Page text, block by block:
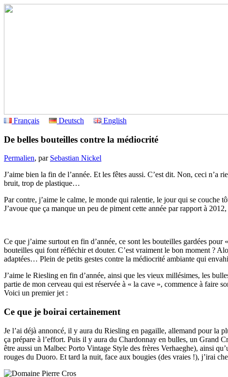
Français
Deutsch English
De belles bouteilles contre la médiocrité
Permalien, par Sebastian Nickel
J’aime bien la fin de l’année. Et les fêtes aussi. C’est dit. Non, ceci n’a
bruit, trop de plastique…
Par contre, j’aime le calme, le monde qui ralentie, le jour qui se couche
J’avoue que ça manque un peu de piment cette année par rapport à
Ce que j’aime surtout en fin d’année, ce sont les bouteilles gardées
bouteilles qui font réfléchir et douter. C’est vraiment le bon moment ?
adaptées… Plein de petits gestes contre la médiocrité ambiante qui
J’aime le Riesling en fin d’année, ainsi que les vieux millésimes, les
partie de mon cerveau qui est réservée à « la cave », commence à faire
Voici un premier jet :
Ce que je boirai certainement
Je l’ai déjà annoncé, il y aura du Riesling en pagaille, allemand pour la
ça prépare à l’effort. Puis il y aura du Chardonnay en bulles, un Grand
être aussi un Malbec Porto Vintage Style des frères Verhaeghe), ainsi
rouges du Duoro. Et tard la nuit, face aux bougies (des vraies !), j’irai